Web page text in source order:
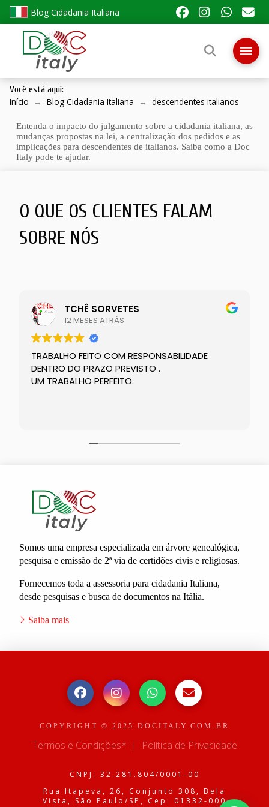
Blog Cidadania Italiana
Você está aqui:
Início → Blog Cidadania Italiana → descendentes italianos
Entenda o impacto do julgamento sobre a cidadania italiana, as
mudanças propostas na lei, a centralização dos pedidos e as
implicações para descendentes de italianos. Saiba como a Doc
Italy pode te ajudar.
O QUE OS CLIENTES FALAM
SOBRE NÓS
TCHÊ SORVETES
12 MESES ATRÁS
TRABALHO FEITO COM RESPONSABILIDADE
DENTRO DO PRAZO PREVISTO .
UM TRABALHO PERFEITO.
Somos uma empresa especializada em árvore genealógica,
pesquisa e emissão de 2ª via de certidões civis e religiosas.
Fornecemos toda a assessoria para cidadania Italiana,
desde pesquisas e busca de documentos na Itália.
Saiba mais
COPYRIGHT © 2025 DOCITALY.COM.BR
Termos e Condições* | Política de Privacidade
CNPJ: 32.281.804/0001-00
Rua Itapeva, 26, Conjunto 308, Bela
Vista, São Paulo/SP, Cep: 01332-000